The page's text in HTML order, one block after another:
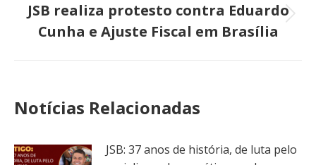
Próximo
post:
JSB realiza protesto contra Eduardo
Cunha e Ajuste Fiscal em Brasília
Notícias Relacionadas
JSB: 37 anos de história, de luta pelo